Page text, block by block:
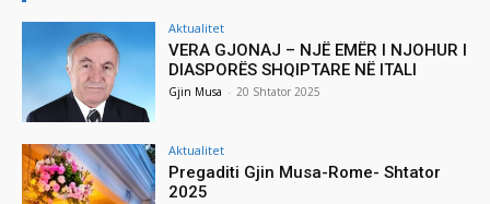
Aktualitet
VERA GJONAJ – NJË EMËR I NJOHUR I
DIASPORËS SHQIPTARE NË ITALI
Gjin Musa - 20 Shtator 2025
Aktualitet
Pregaditi Gjin Musa-Rome- Shtator
2025